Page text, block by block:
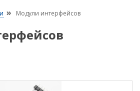
» Модули интерфейсов